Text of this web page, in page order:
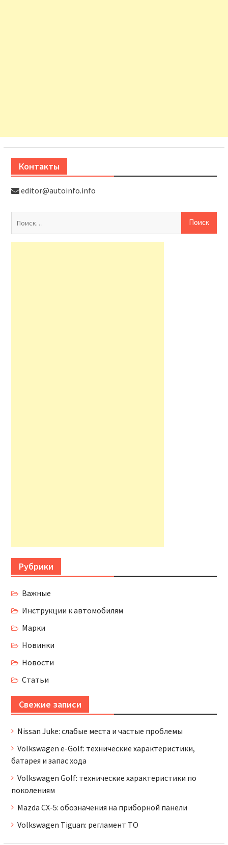
Контакты
editor@autoinfo.info
Рубрики
Важные
Инструкции к автомобилям
Марки
Новинки
Новости
Статьи
Свежие записи
Nissan Juke: слабые места и частые проблемы
Volkswagen e-Golf: технические характеристики,
батарея и запас хода
Volkswagen Golf: технические характеристики по
поколениям
Mazda CX-5: обозначения на приборной панели
Volkswagen Tiguan: регламент ТО